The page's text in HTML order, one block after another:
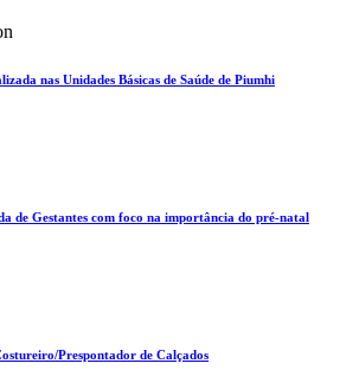
nas Unidades Básicas de Saúde de Piumhi
de Gestantes com foco na importância do pré-natal
Prespontador de Calçados